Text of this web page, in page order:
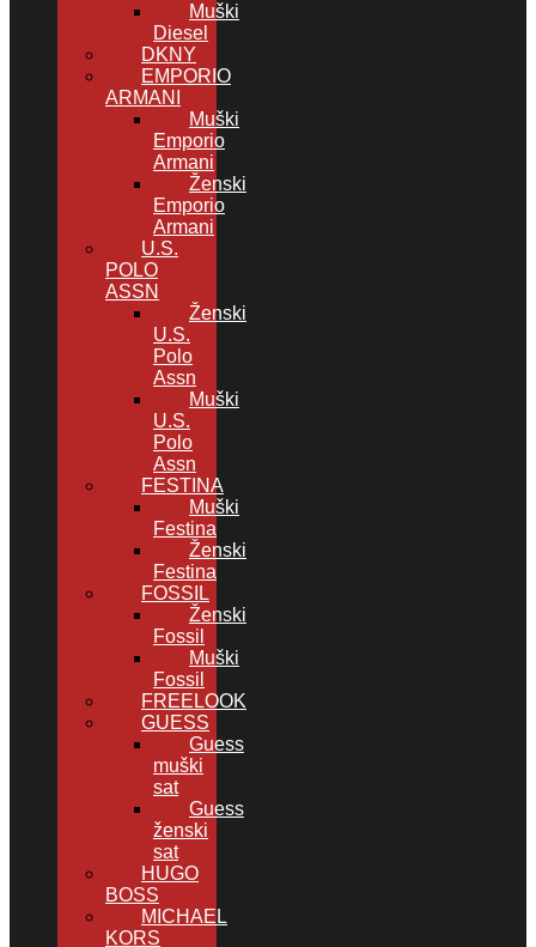
Muški
Diesel
DKNY
EMPORIO
ARMANI
Muški
Emporio
Armani
Ženski
Emporio
Armani
U.S.
POLO
ASSN
Ženski
U.S.
Polo
Assn
Muški
U.S.
Polo
Assn
FESTINA
Muški
Festina
Ženski
Festina
FOSSIL
Ženski
Fossil
Muški
Fossil
FREELOOK
GUESS
Guess
muški
sat
Guess
ženski
sat
HUGO
BOSS
MICHAEL
KORS